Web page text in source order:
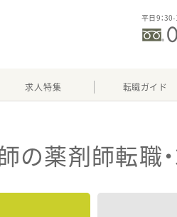
平日9：
求人特集 転職ガイド
の薬剤師転職